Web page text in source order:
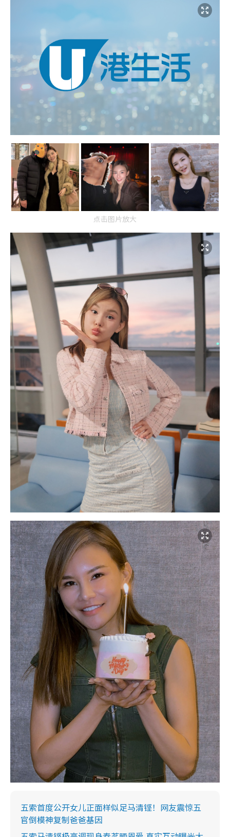
点击图片放大
五索首度公开女儿正面样似足马清铿！网友震惊五
官倒模神复制爸爸基因